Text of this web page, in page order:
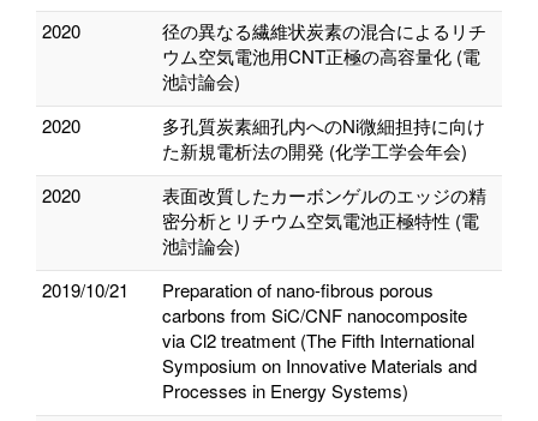
2020
径の異なる繊維状炭素の混合によるリチ
ウム空気電池用CNT正極の高容量化 (電
池討論会)
2020
多孔質炭素細孔内へのNi微細担持に向け
た新規電析法の開発 (化学工学会年会)
2020
表面改質したカーボンゲルのエッジの精
密分析とリチウム空気電池正極特性 (電
池討論会)
2019/10/21
Preparation of nano-fibrous porous
carbons from SiC/CNF nanocomposite
via Cl2 treatment (The Fifth International
Symposium on Innovative Materials and
Processes in Energy Systems)